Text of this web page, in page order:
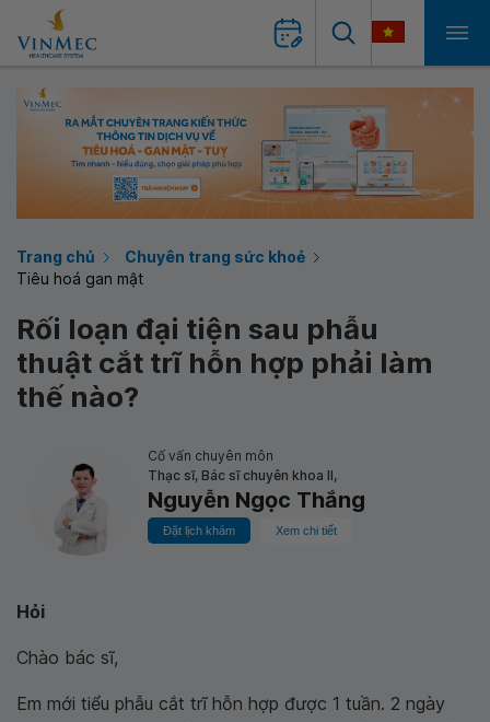
Trang chủ
Chuyên trang sức khoẻ
Tiêu hoá gan mật
Rối loạn đại tiện sau phẫu
thuật cắt trĩ hỗn hợp phải làm
thế nào?
Cố vấn chuyên môn
Thạc sĩ, Bác sĩ chuyên khoa II,
Nguyễn Ngọc Thắng
Đặt lịch khám Xem chi tiết
Hỏi
Chào bác sĩ,
Em mới tiểu phẫu cắt trĩ hỗn hợp được 1 tuần. 2 ngày